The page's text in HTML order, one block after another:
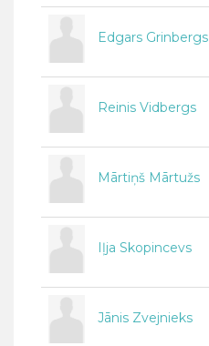
Edgars Grinbergs
Reinis Vidbergs
Mārtiņš Mārtužs
Iļja Skopincevs
Jānis Zvejnieks